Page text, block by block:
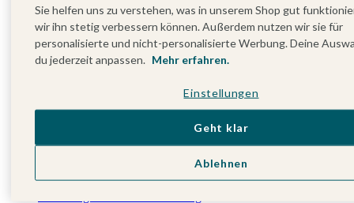
Am Tag der Taufe
Taufkerzen
Kirchenheft Taufe
Menükarten Taufe
Tischkarten Taufe
Kartenbox Taufe
Alle Einladungskarten Geburtstag
Sie helfen uns zu verstehen, was in unserem Shop gut
wir ihn stetig verbessern können. Außerdem nutzen wir sie für
personalisierte und nicht-personalisierte Werbung. Deine
du jederzeit anpassen.
Mehr erfahren.
Einstellungen
Ablehnen
Geht klar